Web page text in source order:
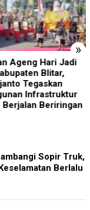
»
Ageng Hari Jadi
Blitar,
Tegaskan
Infrastruktur
Berjalan Beriringan
Sopir Truk,
Berlalu